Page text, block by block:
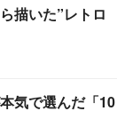
描いた”レトロ
気で選んだ「10